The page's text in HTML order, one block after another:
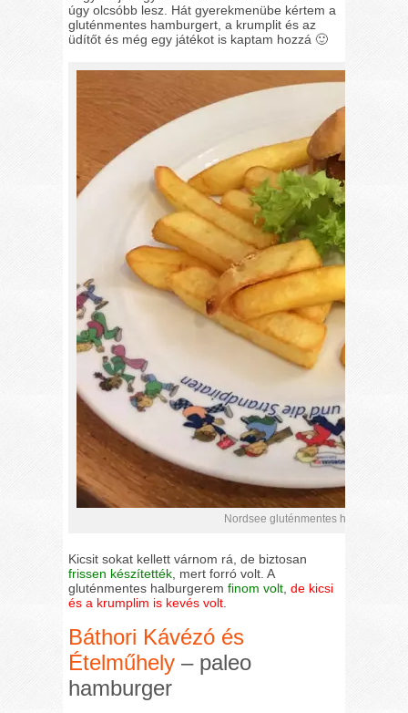
úgy olcsóbb lesz. Hát gyerekmenübe kértem a
gluténmentes hamburgert, a krumplit és az
üdítőt és még egy játékot is kaptam hozzá 🙂
Nordsee gluténmentes halburger –
Kicsit sokat kellett várnom rá, de biztosan
frissen készítették , mert forró volt. A
gluténmentes halburgeremfinom volt ,de kicsi
és a krumplim is kevés volt
Báthori Kávézó és
Ételműhely – paleo
hamburger